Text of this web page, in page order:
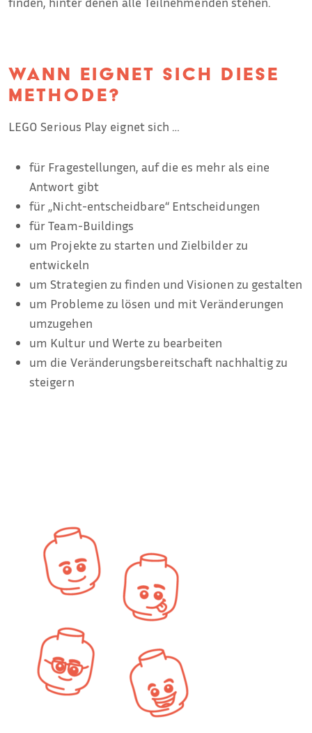
Wann eignet sich diese
Methode?
LEGO Serious Play eignet sich …
für Fragestellungen, auf die es mehr als eine
Antwort gibt
für „Nicht-entscheidbare“ Entscheidungen
für Team-Buildings
um Projekte zu starten und Zielbilder zu
entwickeln
um Strategien zu finden und Visionen zu gestalten
um Probleme zu lösen und mit Veränderungen
umzugehen
um Kultur und Werte zu bearbeiten
um die Veränderungsbereitschaft nachhaltig zu
steigern